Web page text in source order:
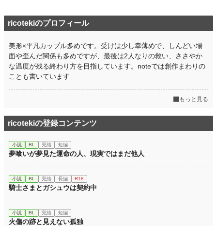
ricotekiのプロフィール
美形×平凡カップル多めです。受けは少し幸薄めで、しんどい場
面や歪んだ関係も多めですが、最後は2人なりの救い、ささやか
な温度が残る終わり方を目指しています。noteでは創作まわりの
ことも書いています
もっと見る
ricotekiの登録コンテンツ
小説 BL 完結 短編
夢喰いが夢見た運命の人、現実ではまだ他人
小説 BL 完結 長編 R18
騎士さまとガシュウは契約中
小説 BL 完結 短編
火傷の跡と見えない孤独